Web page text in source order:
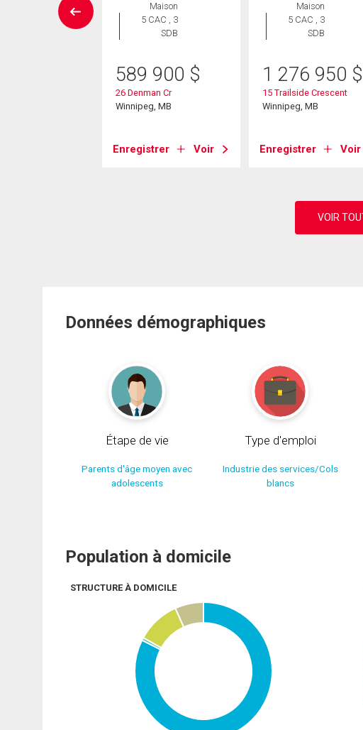
Maison
5 CAC , 3
SDB
589 900 $
26 Denman Cr
Winnipeg, MB
Enregistrer Voir
Maison
5 CAC , 3
SDB
1 276 950 $
15 Trailside Crescent
Winnipeg, MB
Enregistrer Voir
Données démographiques
Étape de vie
Parents d'âge moyen avec
adolescents
Type d'emploi
Industrie des services/Cols
blancs
Population à domicile
STRUCTURE À DOMICILE